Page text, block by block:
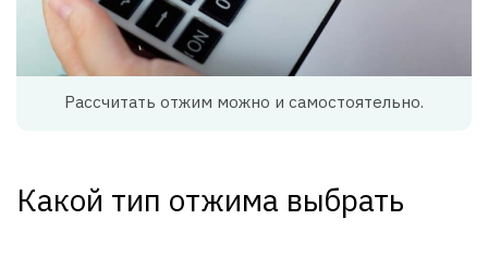
Рассчитать отжим можно и самостоятельно.
Какой тип отжима выбрать